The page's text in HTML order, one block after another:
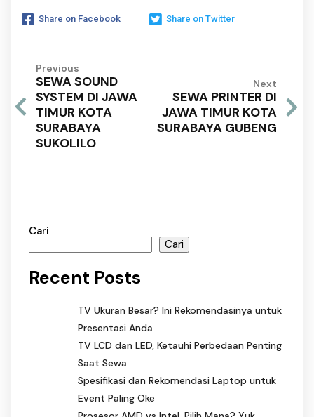
Share on Facebook Share on Twitter
Previous
SEWA SOUND
SYSTEM DI JAWA
TIMUR KOTA
SURABAYA
SUKOLILO
Next
SEWA PRINTER DI
JAWA TIMUR KOTA
SURABAYA GUBENG
Cari
Cari
Recent Posts
TV Ukuran Besar? Ini Rekomendasinya untuk
Presentasi Anda
TV LCD dan LED, Ketauhi Perbedaan Penting
Saat Sewa
Spesifikasi dan Rekomendasi Laptop untuk
Event Paling Oke